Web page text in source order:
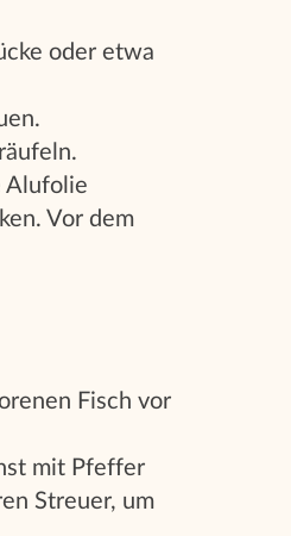
oder etwa
Alufolie
Vor dem
Fisch vor
mit Pfeffer
Streuer, um